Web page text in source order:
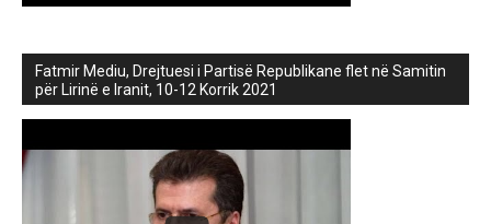
Fatmir Mediu, Drejtuesi i Partisë Republikane flet në Samitin
për Lirinë e Iranit, 10-12 Korrik 2021